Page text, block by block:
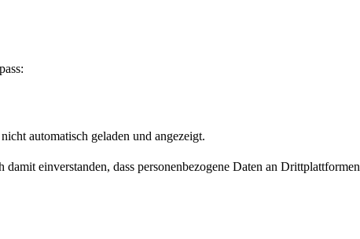
automatisch geladen und angezeigt.
einverstanden, dass personenbezogene Daten an